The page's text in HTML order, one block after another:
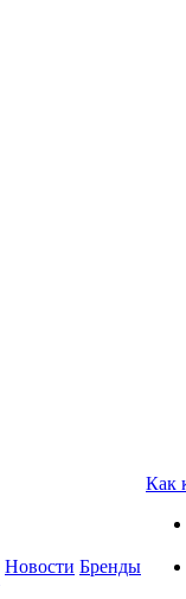
Новости Бренды
Как